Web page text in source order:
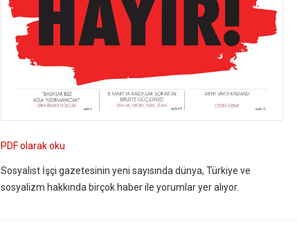
PDF olarak oku
Sosyalist İşçi gazetesinin yeni sayısında dünya, Türkiye ve
sosyalizm hakkında birçok haber ile yorumlar yer alıyor.